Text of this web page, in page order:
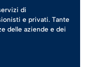
di
e privati. Tante
delle aziende e dei